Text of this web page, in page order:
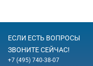
ЕСЛИ ЕСТЬ ВОПРОСЫ
ЗВОНИТЕ СЕЙЧАС!
+7 (495) 740-38-07